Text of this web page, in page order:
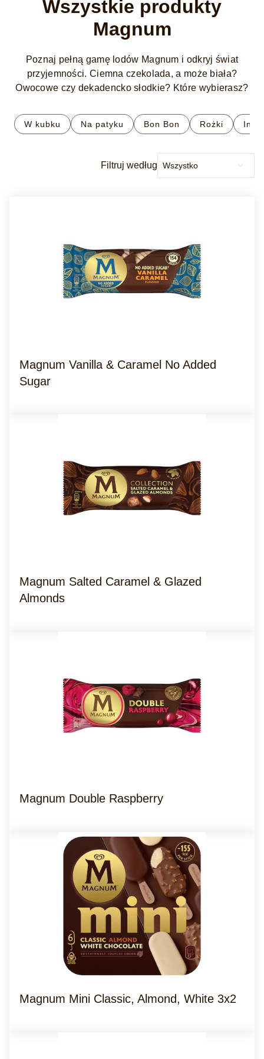
Wszystkie produkty
Magnum
Poznaj pełną gamę lodów Magnum i odkryj świat
przyjemności. Ciemna czekolada, a może biała?
Owocowe czy dekadencko słodkie? Które wybierasz?
W kubku Na patyku Bon Bon Rożki Inne
Filtruj według
Magnum Vanilla & Caramel No Added
Sugar
Magnum Salted Caramel & Glazed
Almonds
Magnum Double Raspberry
Magnum Mini Classic, Almond, White 3x2